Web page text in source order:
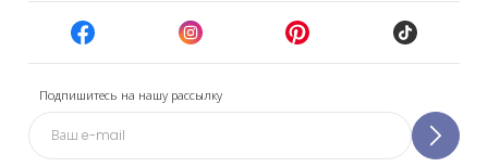
Подпишитесь на нашу рассылку